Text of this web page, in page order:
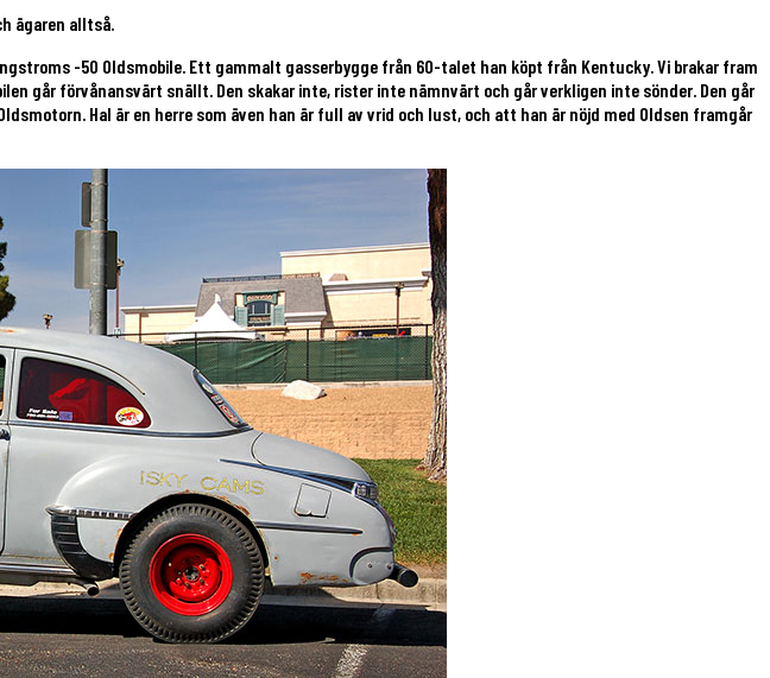
ägaren alltså.
-50 Oldsmobile. Ett gammalt gasserbygge från 60-talet han köpt från Kentucky. Vi brakar fram
går förvånansvärt snällt. Den skakar inte, rister inte nämnvärt och går verkligen inte sönder. Den går
Hal är en herre som även han är full av vrid och lust, och att han är nöjd med Oldsen framgår